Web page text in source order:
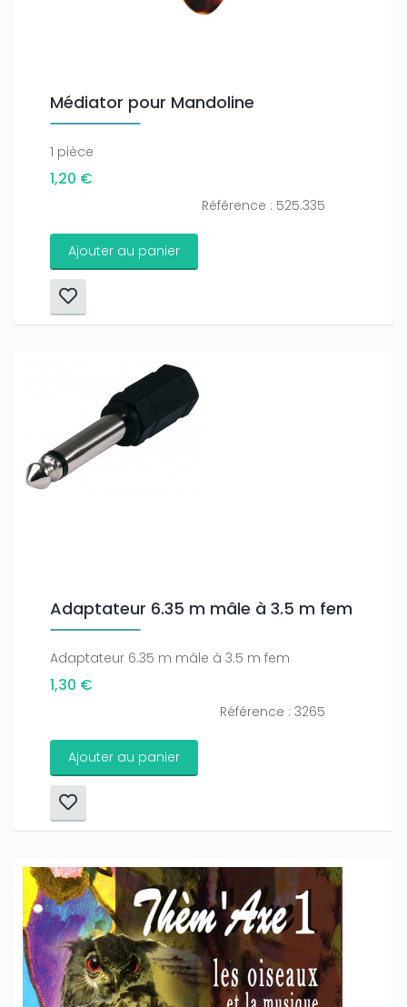
Médiator pour Mandoline
1 pièce
1,20 €
Référence : 525.335
Ajouter au panier
Adaptateur 6.35 m mâle à 3.5 m fem
Adaptateur 6.35 m mâle à 3.5 m fem
1,30 €
Référence : 3265
Ajouter au panier
if you really want to win a huge
amount on your credits!